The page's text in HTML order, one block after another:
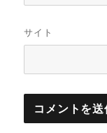
サイト